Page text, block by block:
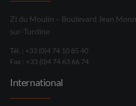
ZI du Moulin – Boulevard Jean
sur-Turdine
Tél. : +33 (0)4 74 10 85 40
Fax : +33 (0)4 74 63 66 74
International